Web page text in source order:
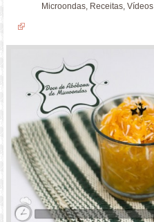
Microondas, Receitas,Vídeos